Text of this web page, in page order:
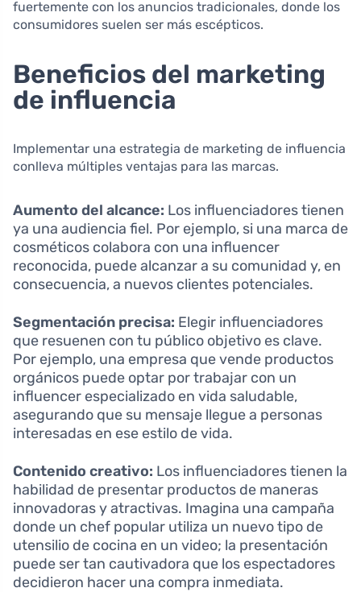
fuertemente con los anuncios tradicionales, donde los
consumidores suelen ser más escépticos.
Beneficios del marketing
de influencia
Implementar una estrategia de marketing de influencia
conlleva múltiples ventajas para las marcas.
Aumento del alcance: Los influenciadores tienen
ya una audiencia fiel. Por ejemplo, si una marca de
cosméticos colabora con una influencer
reconocida, puede alcanzar a su comunidad y, en
consecuencia, a nuevos clientes potenciales.
Segmentación precisa: Elegir influenciadores
que resuenen con tu público objetivo es clave.
Por ejemplo, una empresa que vende productos
orgánicos puede optar por trabajar con un
influencer especializado en vida saludable,
asegurando que su mensaje llegue a personas
interesadas en ese estilo de vida.
Contenido creativo: Los influenciadores tienen la
habilidad de presentar productos de maneras
innovadoras y atractivas. Imagina una campaña
donde un chef popular utiliza un nuevo tipo de
utensilio de cocina en un video; la presentación
puede ser tan cautivadora que los espectadores
decidieron hacer una compra inmediata.